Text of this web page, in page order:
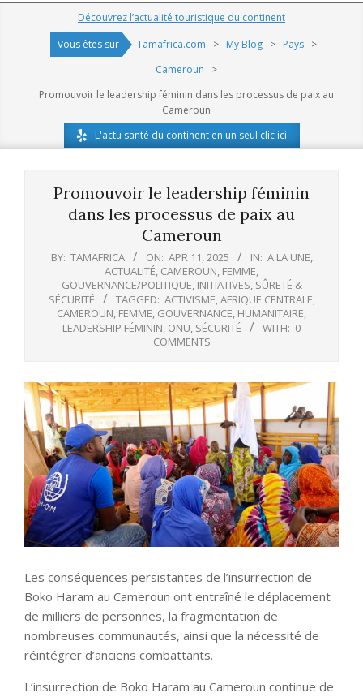
Navigation
Découvrez l’actualité touristique du continent
Vous êtes sur
Tamafrica.com > My Blog > Pays >
Cameroun
>
Promouvoir le leadership féminin dans les processus de paix au
Cameroun
L'actu santé du continent en un seul clic ici
Promouvoir le leadership féminin
dans les processus de paix au
Cameroun
BY: TAMAFRICA ON: APR 11, 2025 IN: A LA UNE,
ACTUALITÉ, CAMEROUN, FEMME,
GOUVERNANCE/POLITIQUE, INITIATIVES, SÛRETÉ &
SÉCURITÉ
TAGGED: ACTIVISME,AFRIQUE CENTRALE,
CAMEROUN, FEMME, GOUVERNANCE, HUMANITAIRE,
LEADERSHIP FÉMININ, ONU, SÉCURITÉ WITH: 0
COMMENTS
Les conséquences persistantes de l’insurrection de
Boko Haram au Cameroun ont entraîné le déplacement
de milliers de personnes, la fragmentation de
nombreuses communautés, ainsi que la nécessité de
réintégrer d’anciens combattants.
L’insurrection de Boko Haram au Cameroun continue de